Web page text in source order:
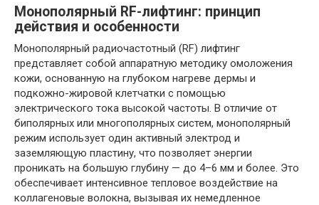
Монополярный RF-лифтинг: принцип
действия и особенности
Монополярный радиочастотный (RF) лифтинг
представляет собой аппаратную методику омоложения
кожи, основанную на глубоком нагреве дермы и
подкожно-жировой клетчатки с помощью
электрического тока высокой частоты. В отличие от
биполярных или многополярных систем, монополярный
режим использует один активный электрод и
заземляющую пластину, что позволяет энергии
проникать на большую глубину — до 4–6 мм и более. Это
обеспечивает интенсивное тепловое воздействие на
коллагеновые волокна, вызывая их немедленное